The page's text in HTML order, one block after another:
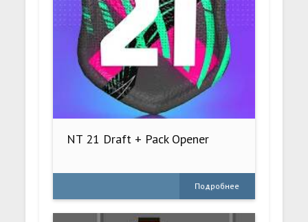
NT 21 Draft + Pack Opener
Подробнее